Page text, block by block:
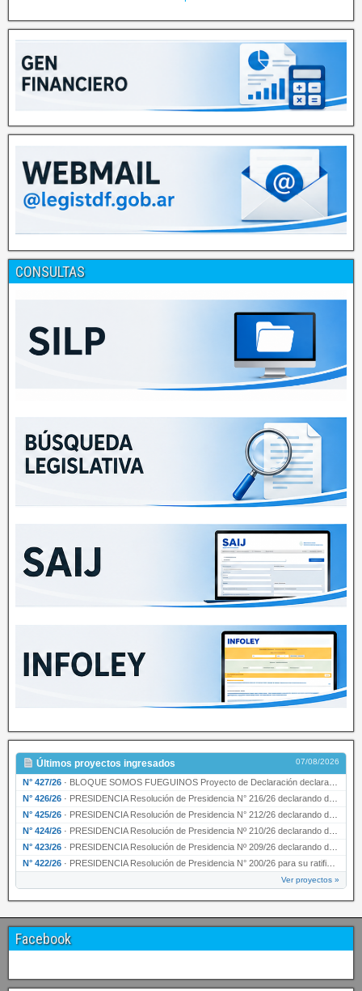
CONSULTAS
Últimos proyectos ingresados 07/08/2026
N° 427/26 · BLOQUE SOMOS FUEGUINOS Proyecto de Declaración declarando de interés provincial PRESIDENCI…
N° 426/26 · PRESIDENCIA Resolución de Presidencia N° 216/26 declarando de interés provincial la labor …
N° 425/26 · PRESIDENCIA Resolución de Presidencia N° 212/26 declarando de interés provincial el “50° A…
N° 424/26 · PRESIDENCIA Resolución de Presidencia Nº 210/26 declarando de interés provincial el proyec…
N° 423/26 · PRESIDENCIA Resolución de Presidencia Nº 209/26 declarando de interés provincial la presen…
N° 422/26 · PRESIDENCIA Resolución de Presidencia N° 200/26 para su ratificación.
Ver proyectos »
Facebook